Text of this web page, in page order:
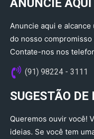
ANUNCIE AQUI
Anuncie aqui e
do nosso
Contate-nos nos
(91) 98224 - 3111
SUGESTÃO DE
Queremos ouvir você!
ideias. Se você tem